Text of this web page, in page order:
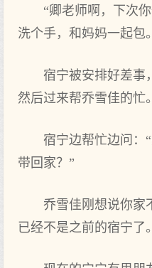
“卿老师啊，下次
洗个‌手，和妈妈一起包
宿宁被安排好差事
然后过来帮乔雪佳的忙。
宿宁边帮忙边问：
带回家？”
乔雪佳刚想说你家
已经不是之前‌的宿宁了。